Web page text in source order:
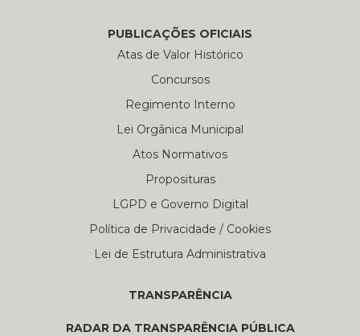
PUBLICAÇÕES OFICIAIS
Atas de Valor Histórico
Concursos
Regimento Interno
Lei Orgânica Municipal
Atos Normativos
Proposituras
LGPD e Governo Digital
Política de Privacidade / Cookies
Lei de Estrutura Administrativa
TRANSPARÊNCIA
RADAR DA TRANSPARÊNCIA PÚBLICA